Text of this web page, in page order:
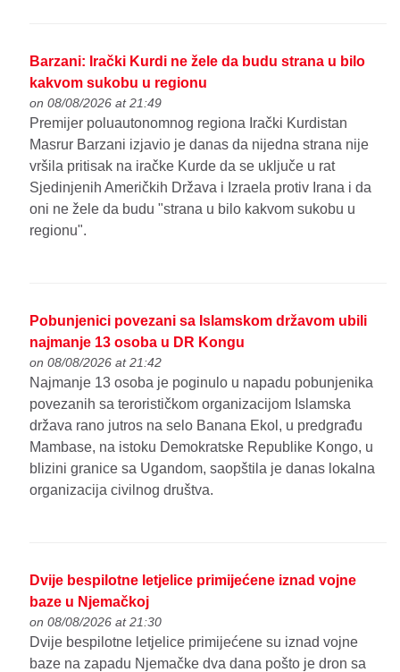
Barzani: Irački Kurdi ne žele da budu strana u bilo
kakvom sukobu u regionu
on 08/08/2026 at 21:49
Premijer poluautonomnog regiona Irački Kurdistan
Masrur Barzani izjavio je danas da nijedna strana nije
vršila pritisak na iračke Kurde da se uključe u rat
Sjedinjenih Američkih Država i Izraela protiv Irana i da
oni ne žele da budu "strana u bilo kakvom sukobu u
regionu".
Pobunjenici povezani sa Islamskom državom ubili
najmanje 13 osoba u DR Kongu
on 08/08/2026 at 21:42
Najmanje 13 osoba je poginulo u napadu pobunjenika
povezanih sa terorističkom organizacijom Islamska
država rano jutros na selo Banana Ekol, u predgrađu
Mambase, na istoku Demokratske Republike Kongo, u
blizini granice sa Ugandom, saopštila je danas lokalna
organizacija civilnog društva.
Dvije bespilotne letjelice primijećene iznad vojne
baze u Njemačkoj
on 08/08/2026 at 21:30
Dvije bespilotne letjelice primijećene su iznad vojne
baze na zapadu Njemačke dva dana pošto je dron sa